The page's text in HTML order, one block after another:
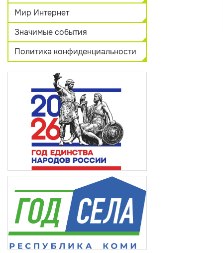
Мир Интернет
Значимые события
Политика конфиденциальности